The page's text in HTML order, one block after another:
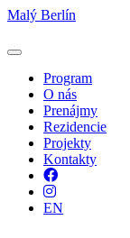
Malý Berlín
Program
O nás
Prenájmy
Rezidencie
Projekty
Kontakty
Facebook
Instagram
EN